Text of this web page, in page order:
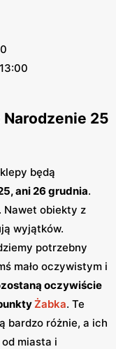
Narodzenie 25
będą
ani 26 grudnia.
Nawet obiekty z
wyjątków.
potrzebny
mało oczywistym i
oczywiście
Żabka. Te
bardzo różnie, a ich
miasta i